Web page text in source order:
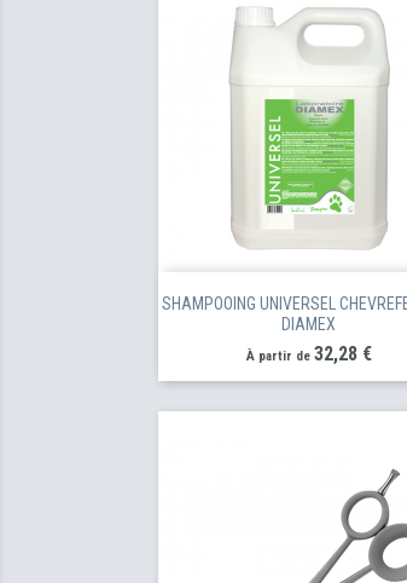
SHAMPOOING UNIVERSEL
DIAMEX
À partir de Prix
32,28 €